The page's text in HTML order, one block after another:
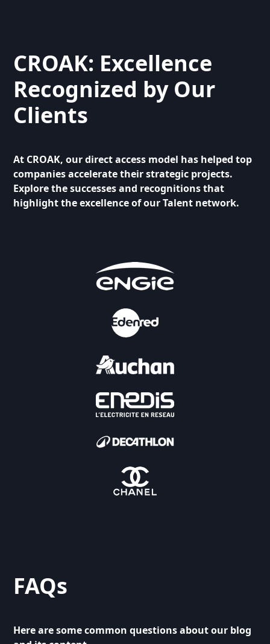
CROAK: Excellence
Recognized by Our
Clients
At CROAK, our direct access model has helped top
companies accelerate their strategic projects.
Explore the successes and recognitions that
highlight the excellence of our Talent network.
FAQs
Here are some common questions about our blog